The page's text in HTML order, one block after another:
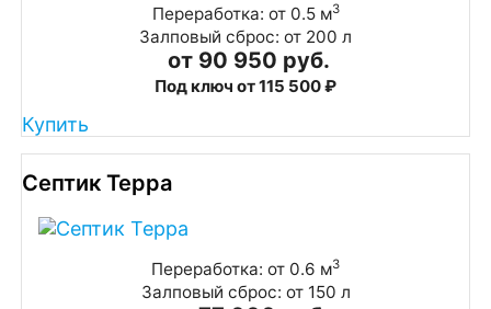
Переработка: от 0.5 м3
Залповый сброс: от 200 л
от 90 950 руб.
Под ключ от 115 500 ₽
Купить
Септик Терра
Переработка: от 0.6 м3
Залповый сброс: от 150 л